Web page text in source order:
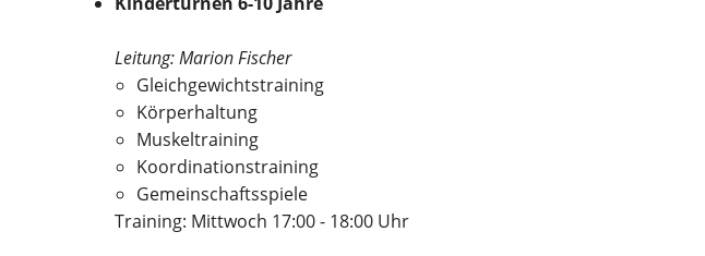
Leitung: Marion Fischer
Gleichgewichtstraining
Körperhaltung
Muskeltraining
Koordinationstraining
Gemeinschaftsspiele
Training: Mittwoch 17:00 - 18:00 Uhr